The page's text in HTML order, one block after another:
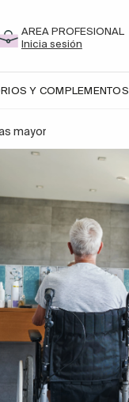
AREA PROFESIONAL
Inicia sesión
Y COMPLEMENTOS
mayores?